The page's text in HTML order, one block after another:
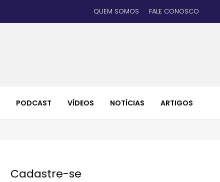
QUEM SOMOS FALE CONOSCO
PODCAST VÍDEOS NOTÍCIAS ARTIGOS
Cadastre-se